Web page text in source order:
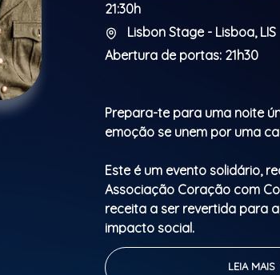
21:30h
Lisbon Stage - Lisboa, LIS
Abertura de portas: 21h30
Prepara-te para uma noite
emoção se unem por uma
Este é um evento solidário,
Associação Coração com
receita a ser revertida para
impacto social.
Ao longo da noite, o público
LEIA MAIS